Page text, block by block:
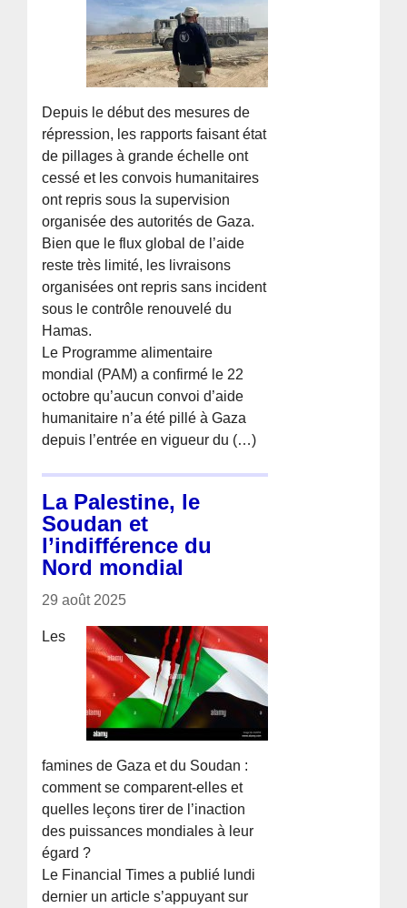
Depuis le début des mesures de
répression, les rapports faisant état
de pillages à grande échelle ont
cessé et les convois humanitaires
ont repris sous la supervision
organisée des autorités de Gaza.
Bien que le flux global de l’aide
reste très limité, les livraisons
organisées ont repris sans incident
sous le contrôle renouvelé du
Hamas.
Le Programme alimentaire
mondial (PAM) a confirmé le 22
octobre qu’aucun convoi d’aide
humanitaire n’a été pillé à Gaza
depuis l’entrée en vigueur du (…)
La Palestine, le
Soudan et
l’indifférence du
Nord mondial
29 août 2025
Les
famines de Gaza et du Soudan :
comment se comparent-elles et
quelles leçons tirer de l’inaction
des puissances mondiales à leur
égard ?
Le Financial Times a publié lundi
dernier un article s’appuyant sur